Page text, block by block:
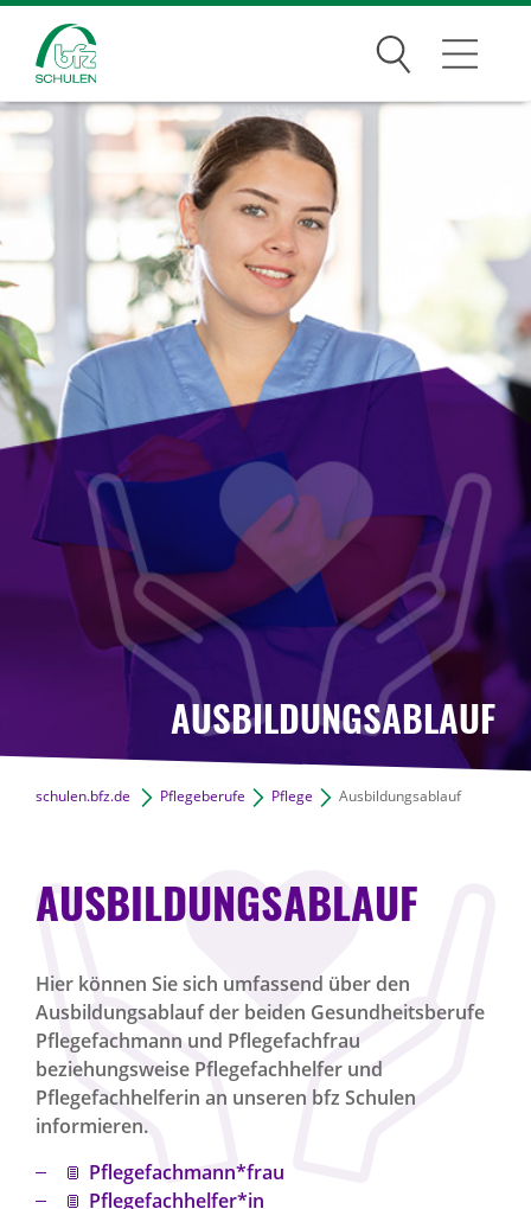
Suchen
Traumberufe
Wer wir sind
Infos
Jobs
Standorte
News Archiv
AUSBILDUNGSABLAUF
schulen.bfz.de Pflegeberufe Pflege Ausbildungsablauf
AUSBILDUNGSABLAUF
Hier können Sie sich umfassend über den
Ausbildungsablauf der beiden Gesundheitsberufe
Pflegefachmann und Pflegefachfrau
beziehungsweise Pflegefachhelfer und
Pflegefachhelferin an unseren bfz Schulen
informieren.
Pflegefachmann*frau
Pflegefachhelfer*in